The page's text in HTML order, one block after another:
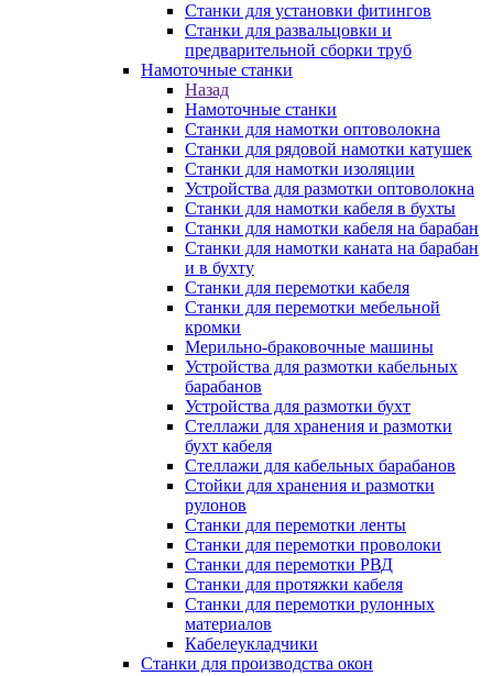
Станки для установки фитингов
Станки для развальцовки и
предварительной сборки труб
Намоточные станки
Назад
Намоточные станки
Станки для намотки оптоволокна
Станки для рядовой намотки катушек
Станки для намотки изоляции
Устройства для размотки оптоволокна
Станки для намотки кабеля в бухты
Станки для намотки кабеля на барабан
Станки для намотки каната на барабан
и в бухту
Станки для перемотки кабеля
Станки для перемотки мебельной
кромки
Мерильно-браковочные машины
Устройства для размотки кабельных
барабанов
Устройства для размотки бухт
Стеллажи для хранения и размотки
бухт кабеля
Стеллажи для кабельных барабанов
Стойки для хранения и размотки
рулонов
Станки для перемотки ленты
Станки для перемотки проволоки
Станки для перемотки РВД
Станки для протяжки кабеля
Станки для перемотки рулонных
материалов
Кабелеукладчики
Станки для производства окон